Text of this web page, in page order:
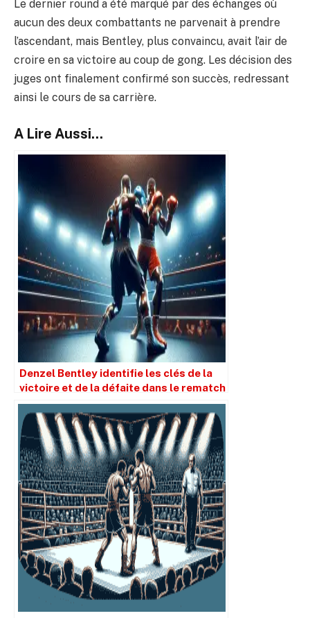
Le dernier round a été marqué par des échanges où
aucun des deux combattants ne parvenait à prendre
l’ascendant, mais Bentley, plus convaincu, avait l’air de
croire en sa victoire au coup de gong. Les décision des
juges ont finalement confirmé son succès, redressant
ainsi le cours de sa carrière.
A Lire Aussi...
Denzel Bentley identifie les clés de la
victoire et de la défaite dans le rematch
entre Nathan Heaney et Brad Pauls